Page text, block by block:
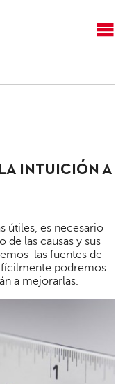
INTUICIÓN A
útiles, es necesario
las causas y sus
las fuentes de
podremos
a mejorarlas.